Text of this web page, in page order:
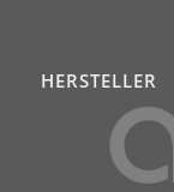
HERSTELLER